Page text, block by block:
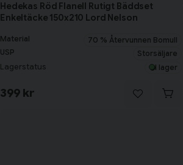
Hedekas Röd Flanell Rutigt Bäddset
Enkeltäcke 150x210 Lord Nelson
Material
70 % Återvunnen Bomull
USP
Storsäljare
Lagerstatus I lager
399 kr